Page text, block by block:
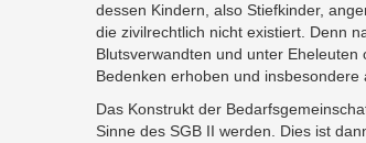
dessen Kindern, also Stiefkinder,
die zivilrechtlich nicht existiert. Denn
Blutsverwandten und unter
Bedenken erhoben und
Das Konstrukt der
Sinne des SGB II werden. Dies ist